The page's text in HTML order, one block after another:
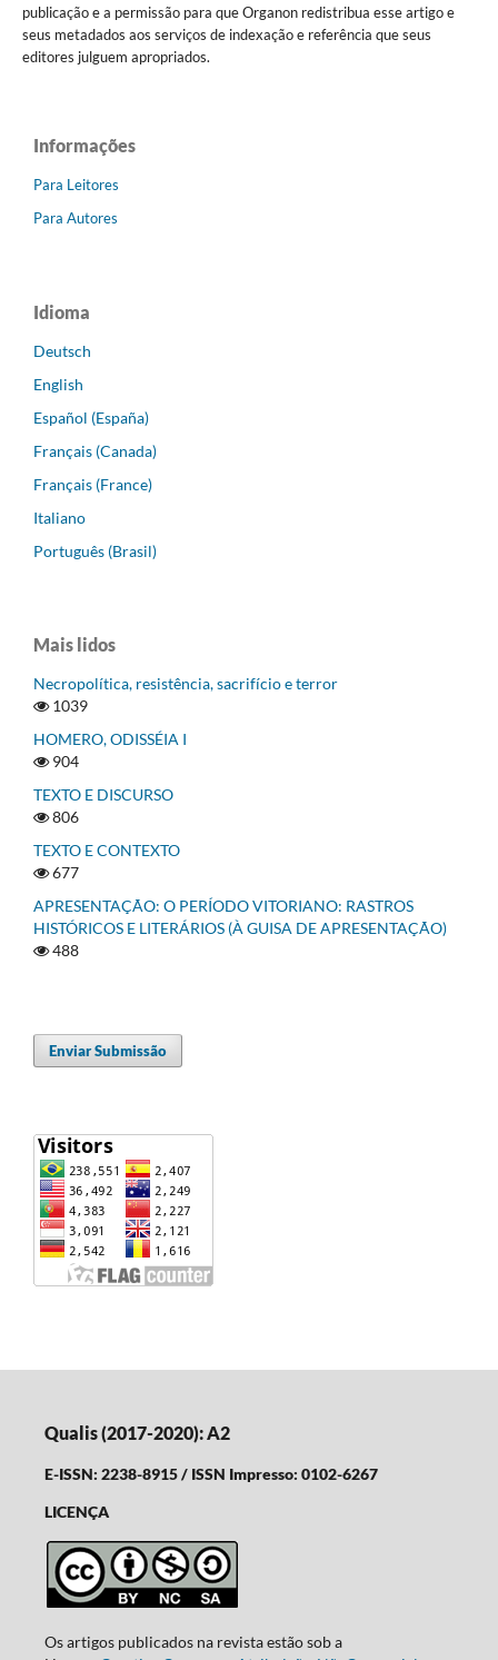
publicação e a permissão para que Organon redistribua esse artigo e
seus metadados aos serviços de indexação e referência que seus
editores julguem apropriados.
Informações
Para Leitores
Para Autores
Idioma
Deutsch
English
Español (España)
Français (Canada)
Français (France)
Italiano
Português (Brasil)
Mais lidos
Necropolítica, resistência, sacrifício e terror
1039
HOMERO, ODISSÉIA I
904
TEXTO E DISCURSO
806
TEXTO E CONTEXTO
677
APRESENTAÇÃO: O PERÍODO VITORIANO: RASTROS
HISTÓRICOS E LITERÁRIOS (À GUISA DE APRESENTAÇÃO)
488
Enviar Submissão
Qualis (2017-2020): A2
E-ISSN: 2238-8915 / ISSN Impresso: 0102-6267
LICENÇA
Os artigos publicados na revista estão sob a